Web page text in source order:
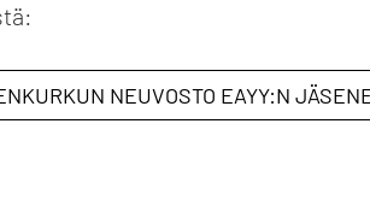
NEUVOSTO EAYY:N